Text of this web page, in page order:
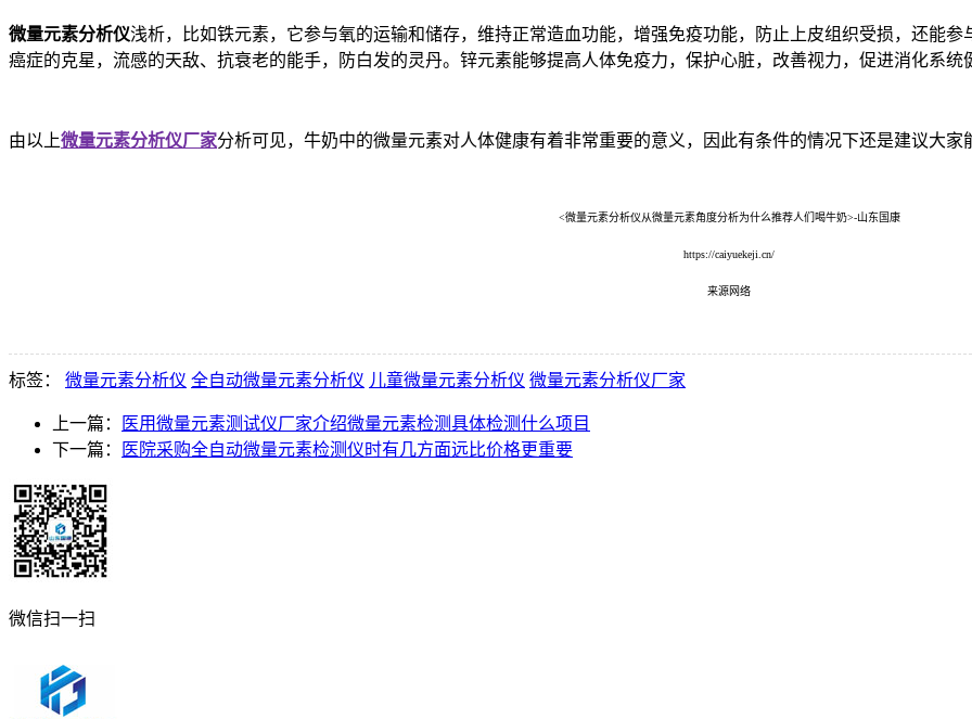
微量元素分析仪浅析，比如铁元素，它参与氧的运输和储存，维持正常造血功能，增强免疫功能，防止上皮组织受损，还能
癌症的克星，流感的天敌、抗衰老的能手，防白发的灵丹。锌元素能够提高人体免疫力，保护心脏，改善视力，促进消化系
由以上微量元素分析仪厂家分析可见，牛奶中的微量元素对人体健康有着非常重要的意义，因此有条件的情况下还是建议大家
<微量元素分析仪从微量元素角度分析为什么推荐人们喝牛奶>-山东国康
https://caiyuekeji.cn/
来源网络
标签： 微量元素分析仪 全自动微量元素分析仪 儿童微量元素分析仪 微量元素分析仪厂家
上一篇：
医用微量元素测试仪厂家介绍微量元素检测具体检测什么项目
下一篇：
医院采购全自动微量元素检测仪时有几方面远比价格更重要
微信扫一扫